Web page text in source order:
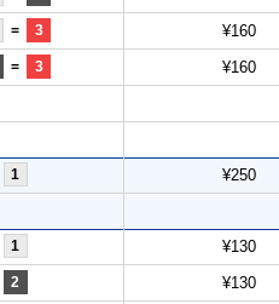
= 3 ¥160
= 3 ¥160
1 ¥250
1 ¥130
2 ¥130